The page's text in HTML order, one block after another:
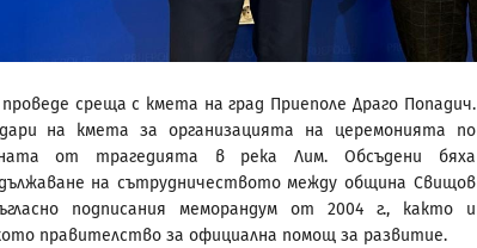
среща с кмета на град Приеполе Драго Попадич.
на кмета за организацията на церемонията по
от трагедията в река Лим. Обсъдени бяха
на сътрудничеството между община Свищов
подписания меморандум от 2004 г., както и
правителство за официална помощ за развитие.